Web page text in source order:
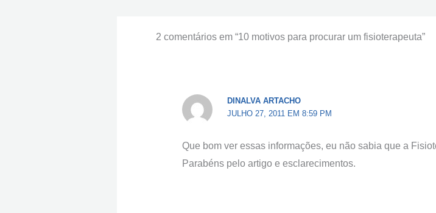
2 comentários em “10 motivos para procurar um fisioterapeuta”
DINALVA ARTACHO
JULHO 27, 2011 EM 8:59 PM
Que bom ver essas informações, eu não sabia que a
Parabéns pelo artigo e esclarecimentos.